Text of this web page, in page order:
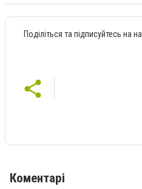
Поділіться та підписуйтесь на
Коментарі